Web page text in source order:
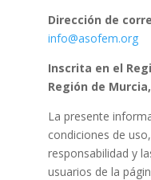
Dirección de
info@asofem.org
Inscrita en el
Región de
La presente
condiciones de
responsabilidad y
usuarios de la